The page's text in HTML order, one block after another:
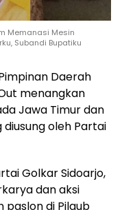
Memanasi Mesin
Subandi Bupatiku
Daerah
menangkan
Jawa Timur dan
oleh Partai
Golkar Sidoarjo,
dan aksi
di Pilgub